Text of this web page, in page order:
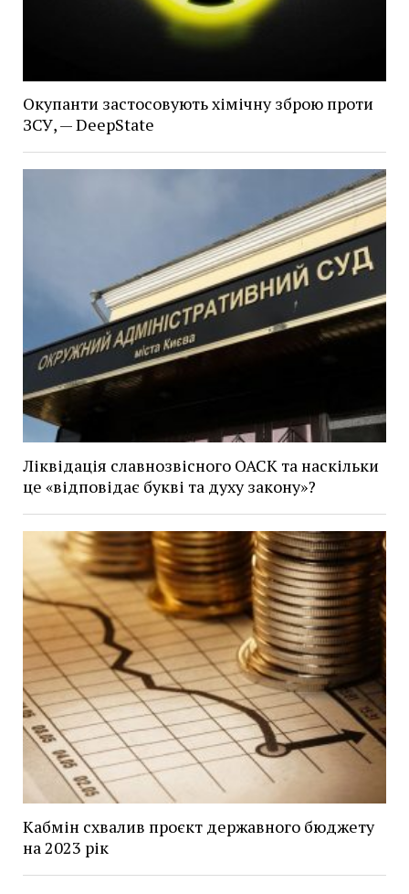
Окупанти застосовують хімічну зброю проти
ЗСУ, — DeepState
Ліквідація славнозвісного ОАСК та наскільки
це «відповідає букві та духу закону»?
Кабмін схвалив проєкт державного бюджету
на 2023 рік